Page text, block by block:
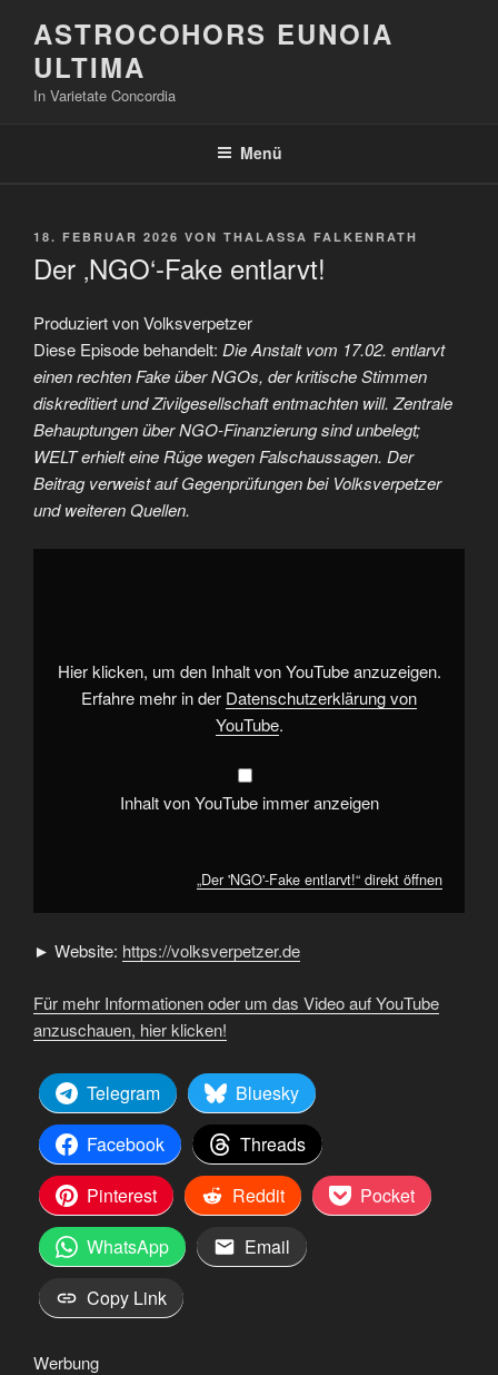
Inhalt
springen
ASTROCOHORS EUNOIA
ULTIMA
In Varietate Concordia
Menü
VERÖFFENTLICHT
18. FEBRUAR 2026 VON THALASSA FALKENRATH
Der ‚NGO‘-Fake entlarvt!
Produziert von Volksverpetzer
Diese Episode behandelt: Die Anstalt vom 17.02. entlarvt
einen rechten Fake über NGOs, der kritische Stimmen
diskreditiert und Zivilgesellschaft entmachten will. Zentrale
Behauptungen über NGO-Finanzierung sind unbelegt;
WELT erhielt eine Rüge wegen Falschaussagen. Der
Beitrag verweist auf Gegenprüfungen bei Volksverpetzer
und weiteren Quellen.
„Der
Hier klicken, um den Inhalt von YouTube anzuzeigen.
Erfahre mehr in der Datenschutzerklärung von
YouTube.
Inhalt von YouTube immer anzeigen
„Der 'NGO'-Fake entlarvt!“ direkt öffnen
► Website: https://volksverpetzer.de
Für mehr Informationen oder um das Video auf YouTube
anzuschauen, hier klicken!
Telegram
Bluesky
Facebook
Threads
Pinterest
Reddit
Pocket
WhatsApp
Email
Copy Link
Werbung